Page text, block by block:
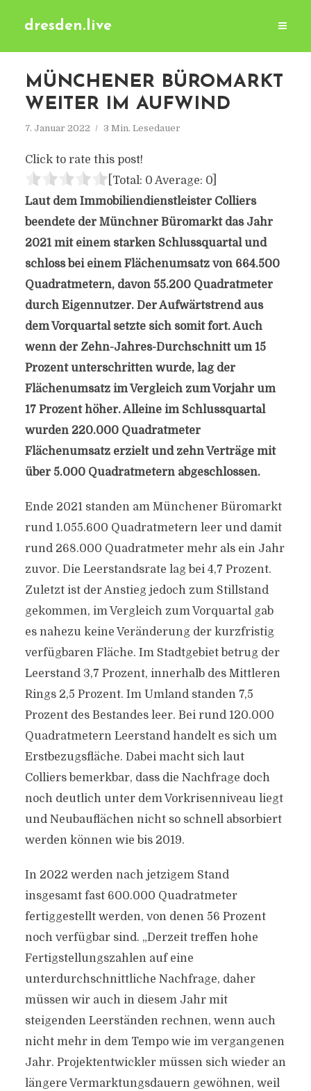
dresden.live
MÜNCHENER BÜROMARKT
WEITER IM AUFWIND
7. Januar 2022 3 Min. Lesedauer
Click to rate this post!
[Total: 0 Average: 0]
Laut dem Immobiliendienstleister Colliers
beendete der Münchner Büromarkt das Jahr
2021 mit einem starken Schlussquartal und
schloss bei einem Flächenumsatz von 664.500
Quadratmetern, davon 55.200 Quadratmeter
durch Eigennutzer. Der Aufwärtstrend aus
dem Vorquartal setzte sich somit fort. Auch
wenn der Zehn-Jahres-Durchschnitt um 15
Prozent unterschritten wurde, lag der
Flächenumsatz im Vergleich zum Vorjahr um
17 Prozent höher. Alleine im Schlussquartal
wurden 220.000 Quadratmeter
Flächenumsatz erzielt und zehn Verträge mit
über 5.000 Quadratmetern abgeschlossen.
Ende 2021 standen am Münchener Büromarkt
rund 1.055.600 Quadratmetern leer und damit
rund 268.000 Quadratmeter mehr als ein Jahr
zuvor. Die Leerstandsrate lag bei 4,7 Prozent.
Zuletzt ist der Anstieg jedoch zum Stillstand
gekommen, im Vergleich zum Vorquartal gab
es nahezu keine Veränderung der kurzfristig
verfügbaren Fläche. Im Stadtgebiet betrug der
Leerstand 3,7 Prozent, innerhalb des Mittleren
Rings 2,5 Prozent. Im Umland standen 7,5
Prozent des Bestandes leer. Bei rund 120.000
Quadratmetern Leerstand handelt es sich um
Erstbezugsfläche. Dabei macht sich laut
Colliers bemerkbar, dass die Nachfrage doch
noch deutlich unter dem Vorkrisenniveau liegt
und Neubauflächen nicht so schnell absorbiert
werden können wie bis 2019.
In 2022 werden nach jetzigem Stand
insgesamt fast 600.000 Quadratmeter
fertiggestellt werden, von denen 56 Prozent
noch verfügbar sind. „Derzeit treffen hohe
Fertigstellungszahlen auf eine
unterdurchschnittliche Nachfrage, daher
müssen wir auch in diesem Jahr mit
steigenden Leerständen rechnen, wenn auch
nicht mehr in dem Tempo wie im vergangenen
Jahr. Projektentwickler müssen sich wieder an
längere Vermarktungsdauern gewöhnen, weil